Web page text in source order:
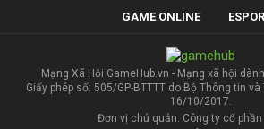
GAME ONLINE
Mạng Xã Hội GameHub.vn - Mạng xã hội
Giấy phép số: 505/GP-BTTTT do Bộ Thông tin
16/10/2017.
Đơn vị chủ quản: Công ty cổ